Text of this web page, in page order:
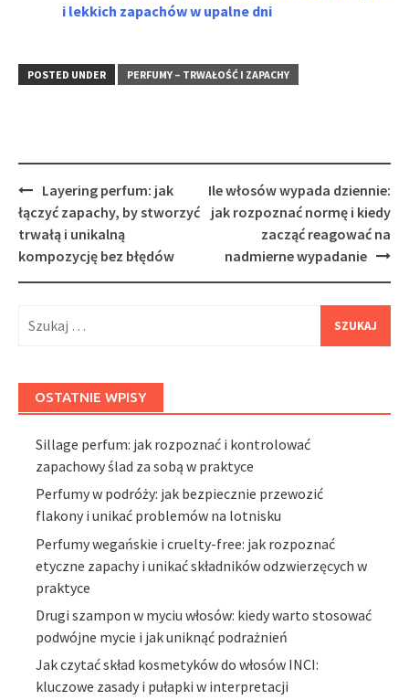
i lekkich zapachów w upalne dni
POSTED UNDER PERFUMY – TRWAŁOŚĆ I ZAPACHY
Post
navigation
Layering perfum: jak
łączyć zapachy, by stworzyć
trwałą i unikalną
kompozycję bez błędów
Ile włosów wypada dziennie:
jak rozpoznać normę i kiedy
zacząć reagować na
nadmierne wypadanie
OSTATNIE WPISY
Sillage perfum: jak rozpoznać i kontrolować
zapachowy ślad za sobą w praktyce
Perfumy w podróży: jak bezpiecznie przewozić
flakony i unikać problemów na lotnisku
Perfumy wegańskie i cruelty-free: jak rozpoznać
etyczne zapachy i unikać składników odzwierzęcych w
praktyce
Drugi szampon w myciu włosów: kiedy warto stosować
podwójne mycie i jak uniknąć podrażnień
Jak czytać skład kosmetyków do włosów INCI:
kluczowe zasady i pułapki w interpretacji